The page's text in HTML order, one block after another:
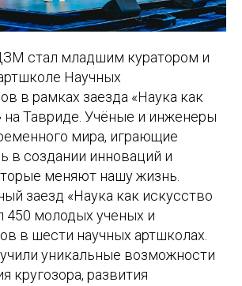
стал младшим куратором и
Научных
в рамках заезда «Наука как
на Тавриде. Учёные и инженеры
мира, играющие
в создании инноваций и
меняют нашу жизнь.
заезд «Наука как искусство
450 молодых ученых и
в шести научных артшколах.
уникальные возможности
кругозора, развития